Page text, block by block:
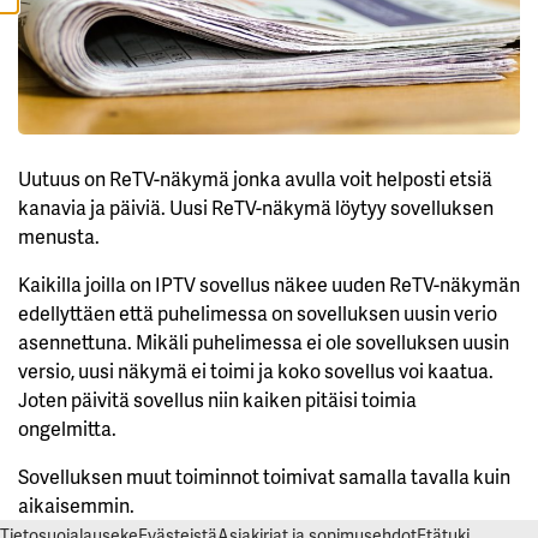
L
Ä
K
A
I
K
K
H
Y
V
K
Y
K
A
I
K
I
E
V
Ä
E
E
T
Uutuus on ReTV-näkymä jonka avulla voit helposti etsiä
kanavia ja päiviä. Uusi ReTV-näkymä löytyy sovelluksen
menusta.
Kaikilla joilla on IPTV sovellus näkee uuden ReTV-näkymän
edellyttäen että puhelimessa on sovelluksen uusin verio
asennettuna. Mikäli puhelimessa ei ole sovelluksen uusin
versio, uusi näkymä ei toimi ja koko sovellus voi kaatua.
Joten päivitä sovellus niin kaiken pitäisi toimia
ongelmitta.
Sovelluksen muut toiminnot toimivat samalla tavalla kuin
aikaisemmin.